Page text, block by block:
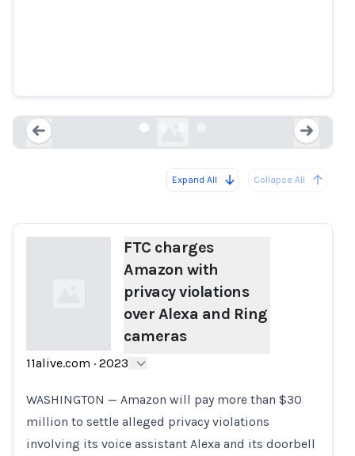
Expand All Collapse All
FTC charges
Amazon with
privacy violations
over Alexa and Ring
cameras
11alive.com · 2023
WASHINGTON — Amazon will pay more than $30
million to settle alleged privacy violations
involving its voice assistant Alexa and its doorbell